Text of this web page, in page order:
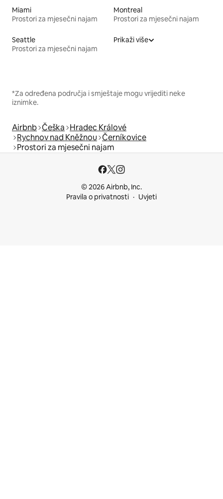
Miami
Prostori za mjesečni najam
Montreal
Prostori za mjesečni najam
Seattle
Prostori za mjesečni najam
Prikaži više
*Za određena područja i smještaje mogu vrijediti neke
iznimke.
Airbnb Češka Hradec Králové
Rychnov nad Kněžnou Černíkovice
Prostori za mjesečni najam
© 2026 Airbnb, Inc.
Pravila o privatnosti
Uvjeti